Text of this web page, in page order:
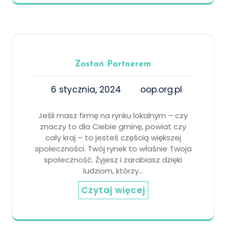
Zostań Partnerem
6 stycznia, 2024 oop.org.pl
Jeśli masz firmę na rynku lokalnym – czy
znaczy to dla Ciebie gminę, powiat czy
cały kraj – to jesteś częścią większej
społeczności. Twój rynek to właśnie Twoja
społeczność. Żyjesz i zarabiasz dzięki
ludziom, którzy…
Czytaj więcej